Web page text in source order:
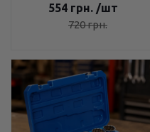
554 грн. /шт
720грн.